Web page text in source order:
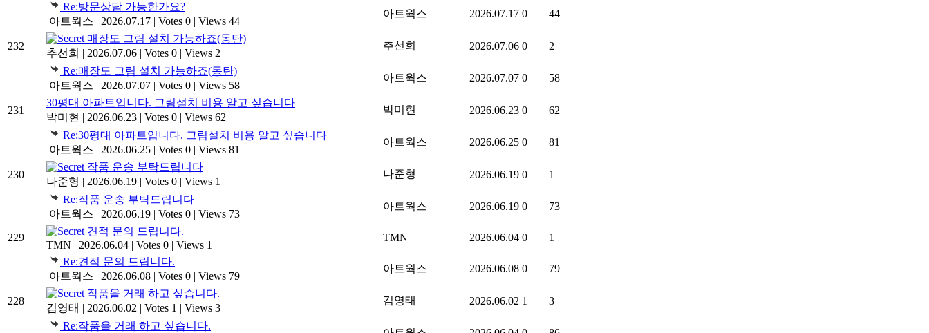
Re:방문상담 가능한가요?
아트웍스 | 2026.07.17 | Votes 0 | Views 44
아트웍스 2026.07.17 0 44
232
매장도 그림 설치 가능하죠(동탄)
추선희 | 2026.07.06 | Votes 0 | Views 2
추선희 2026.07.06 0 2
Re:매장도 그림 설치 가능하죠(동탄)
아트웍스 | 2026.07.07 | Votes 0 | Views 58
아트웍스 2026.07.07 0 58
231
30평대 아파트입니다. 그림설치 비용 알고 싶습니다
박미현 | 2026.06.23 | Votes 0 | Views 62
박미현 2026.06.23 0 62
Re:30평대 아파트입니다. 그림설치 비용 알고 싶습니다
아트웍스 | 2026.06.25 | Votes 0 | Views 81
아트웍스 2026.06.25 0 81
230
작품 운송 부탁드립니다
나준형 | 2026.06.19 | Votes 0 | Views 1
나준형 2026.06.19 0 1
Re:작품 운송 부탁드립니다
아트웍스 | 2026.06.19 | Votes 0 | Views 73
아트웍스 2026.06.19 0 73
229
견적 문의 드립니다.
TMN | 2026.06.04 | Votes 0 | Views 1
TMN 2026.06.04 0 1
Re:견적 문의 드립니다.
아트웍스 | 2026.06.08 | Votes 0 | Views 79
아트웍스 2026.06.08 0 79
228
작품을 거래 하고 싶습니다.
김영태 | 2026.06.02 | Votes 1 | Views 3
김영태 2026.06.02 1 3
Re:작품을 거래 하고 싶습니다.